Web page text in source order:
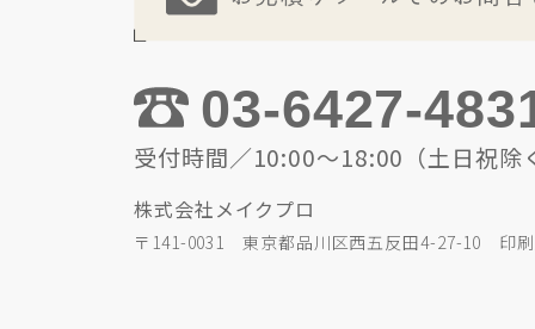
03-6427-
受付時間／10:00～18:00（土日祝除
株式会社メイクプロ
〒141-0031 東京都品川区西五反田4-27-10 印